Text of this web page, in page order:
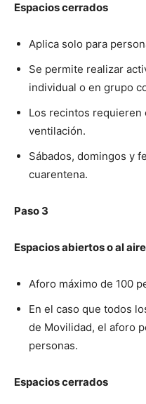
Espacios cerrados
Aplica solo para
Se permite realizar
individual o en grupo
Los recintos requieren
ventilación.
Sábados, domingos y
cuarentena.
Paso 3
Espacios abiertos o al
Aforo máximo de 100
En el caso que todos
de Movilidad, el aforo
personas.
Espacios cerrados